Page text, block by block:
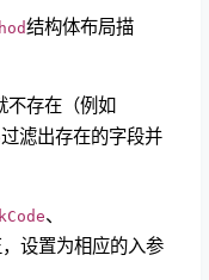
结构体布局描
不存在（例如
过滤出存在的字段并
、
设置为相应的入参